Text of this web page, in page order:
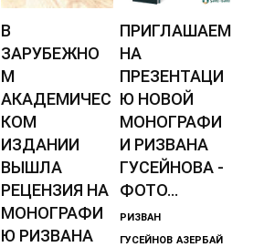
В
ЗАРУБЕЖНО
М
АКАДЕМИЧЕС
КОМ
ИЗДАНИИ
ВЫШЛА
РЕЦЕНЗИЯ НА
МОНОГРАФИ
Ю РИЗВАНА
ПРИГЛАШАЕМ
НА
ПРЕЗЕНТАЦИ
Ю НОВОЙ
МОНОГРАФИ
И РИЗВАНА
ГУСЕЙНОВА -
ФОТО...
РИЗВАН
ГУСЕЙНОВ АЗЕРБАЙ